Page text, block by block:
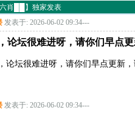
肖██】独家发表
发表于: 2026-06-02 09:34---
论坛很难进呀，请你们早点
论坛很难进呀，请你们早点更新
发表于: 2026-06-02 09:34---